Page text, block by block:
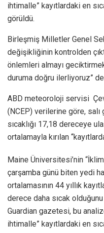
ihtimalle” kayıtlardaki en
görüldü.
Birleşmiş Milletler Genel
değişikliğinin kontrolden
önlemleri almayı
duruma doğru ilerliyoruz”
ABD meteoroloji servisi
(NCEP) verilerine göre,
sıcaklığı 17,18 dereceye
ortalamayla kırılan
Maine Üniversitesi’nin
çarşamba günü biten yedi
ortalamasının 44 yıllık
derece daha sıcak
Guardian gazetesi, bu
ihtimalle” kayıtlardaki en